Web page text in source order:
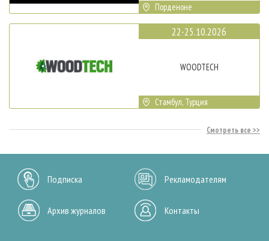
Порденоне
22-25.10.2026
WOODTECH
Стамбул, Турция
Смотреть все
Подписка Рекламодателям
Архив журналов Контакты